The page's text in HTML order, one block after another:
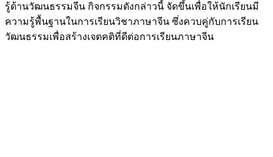
รู้ด้านวัฒนธรรมจีน กิจกรรมดังกล่าวนี้ จัดขึ้นเพื่อให้นักเรียนมี
ความรู้พื้นฐานในการเรียนวิชาภาษาจีน ซึ่งควบคู่กับการเรียน
วัฒนธรรมเพื่อสร้างเจตคติที่ดีต่อการเรียนภาษาจีน